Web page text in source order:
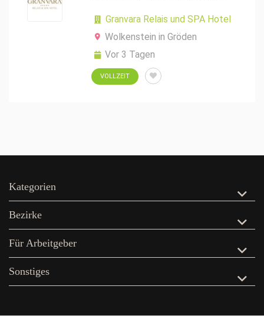
Granvara Relais und SPA Hotel
Wolkenstein in Gröden
Vor 3 Tagen
VOLLZEIT
Kategorien
Bezirke
Für Arbeitgeber
Sonstiges